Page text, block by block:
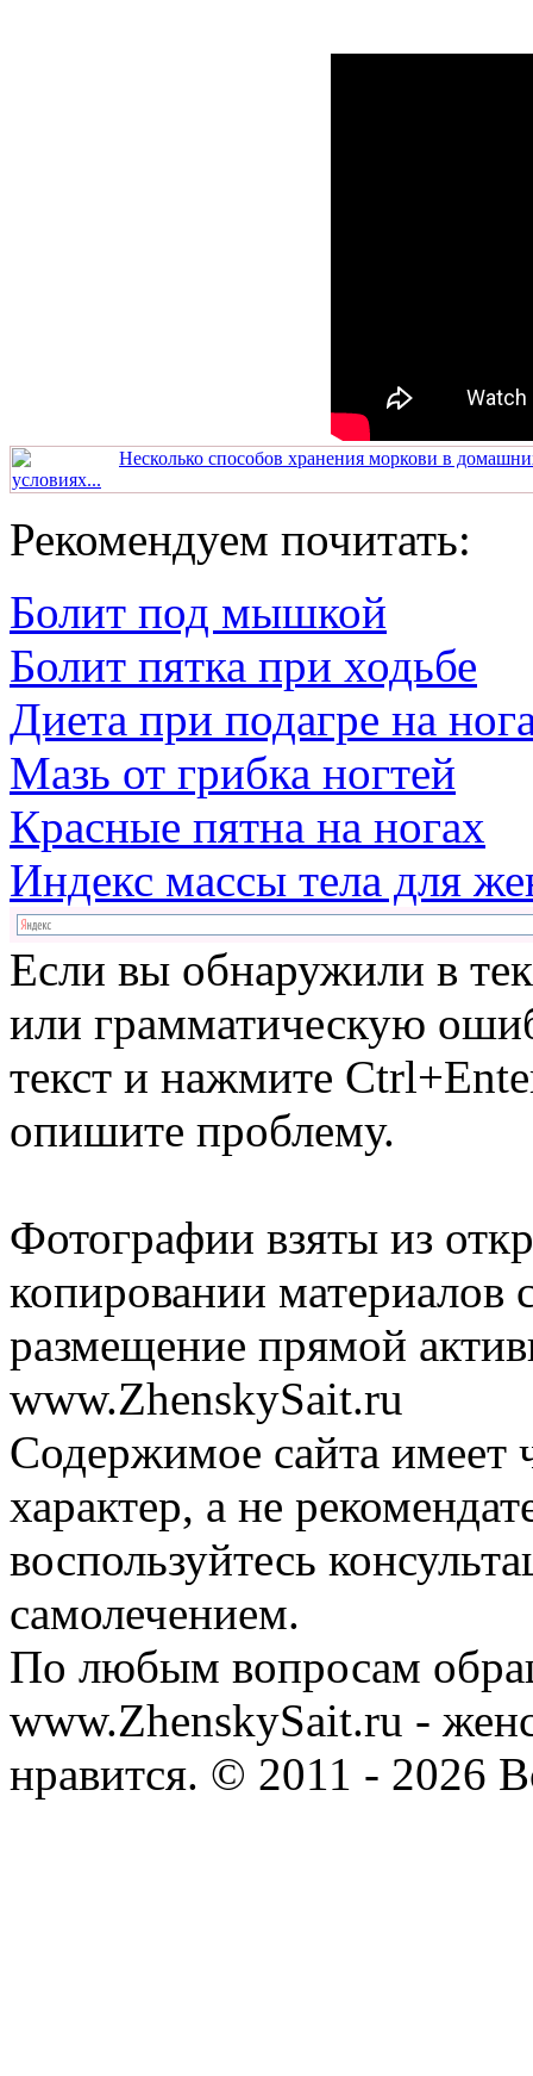
Несколько способов хранения моркови в
условиях...
Рекомендуем почитать:
Болит под мышкой
Болит пятка при ходьбе
Диета при подагре на
Мазь от грибка ногтей
Красные пятна на ногах
Индекс массы тела для
Если вы обнаружили в
или грамматическую
текст и нажмите
опишите проблему.
Фотографии взяты из
копировании материалов
размещение прямой
www.ZhenskySait.ru
Содержимое сайта
характер, а не
воспользуйтесь
самолечением.
По любым вопросам
www.ZhenskySait.ru -
нравится. © 2011 - 2026